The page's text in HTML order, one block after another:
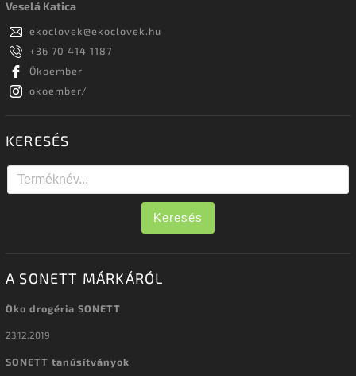
Veselá Katica
ekoclovek@ekoclovek.hu
+36 70 414 1187
Ökoember
okoember/
KERESÉS
Keresés
A SONETT MÁRKÁRÓL
Öko drogéria SONETT
23.12.2019
SONETT tanúsítványok